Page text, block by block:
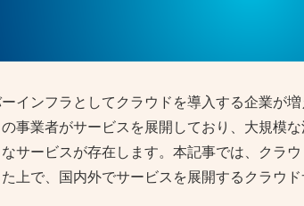
インフラとしてクラウドを導入する企業が
事業者がサービスを展開しており、大規模
サービスが存在します。本記事では、クラ
上で、国内外でサービスを展開するクラウ